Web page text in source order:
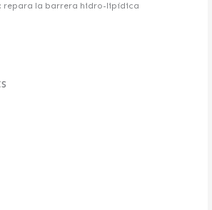
repara la barrera hidro-lipídica